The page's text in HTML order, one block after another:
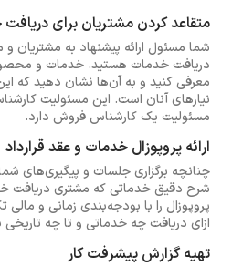
متقاعد کردن مشتریان برای
شما مسئول ارائه پیشنهاد به مشتریان
دریافت خدمات هستید. خدمات و
معرفی کنید و به آن‌ها نشان دهید که
نیازهای آنان است. این مسئولیت
مسئولیت یک کارشناس فروش دارد.
ارائه پروپوزال خدمات و عقد قرارداد
چنانچه برگزاری جلسات و پیگیری‌های شما
شرح دقیق خدماتی که مشتری دریافت
پروپوزال را با بودجه‌بندی زمانی و
ازای دریافت چه‌ خدماتی و تا چه تاریخی
تهیه گزارش پیشرفت کار